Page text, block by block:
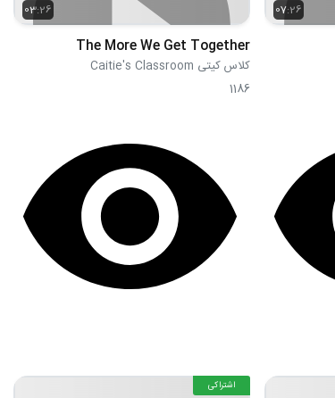
07:26
03:26
The More We Get Together
کلاس کیتی Caitie's Classroom
1186
اشتراکی